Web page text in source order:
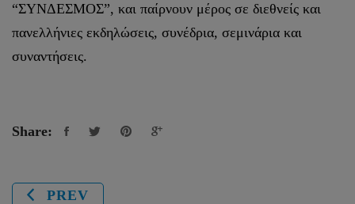
“ΣΥΝΔΕΣΜΟΣ”, και παίρνουν μέρος σε διεθνείς και
πανελλήνιες εκδηλώσεις, συνέδρια, σεμινάρια και
συναντήσεις.
Share:
PREV